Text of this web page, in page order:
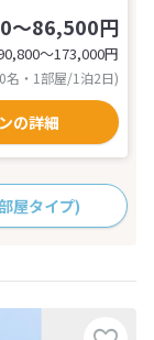
～86,500円
〜173,000円
名・1部屋/1泊2日)
の詳細
屋タイプ)